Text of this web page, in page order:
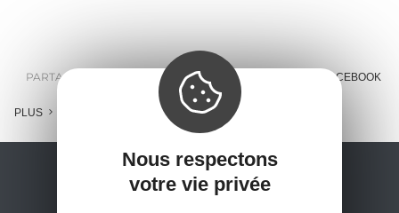
PARTAGER : E-MAIL MESSENGER FACEBOOK
PLUS
Nous respectons
votre vie privée